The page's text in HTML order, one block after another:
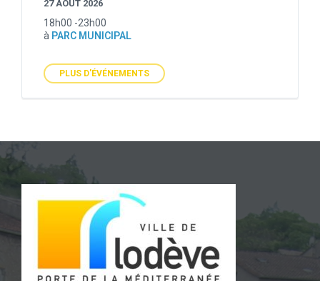
27 AOÛT 2026
18h00 -23h00
à PARC MUNICIPAL
PLUS D'ÉVÉNEMENTS